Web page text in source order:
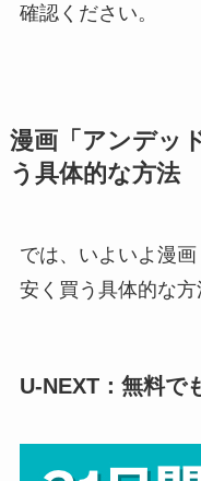
確認ください。
漫画「アンデッ
う具体的な方法
では、いよいよ漫
安く買う具体的な方
U-NEXT：無料で